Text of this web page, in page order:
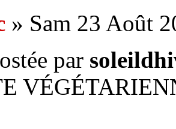
» Sam 23 Août
par